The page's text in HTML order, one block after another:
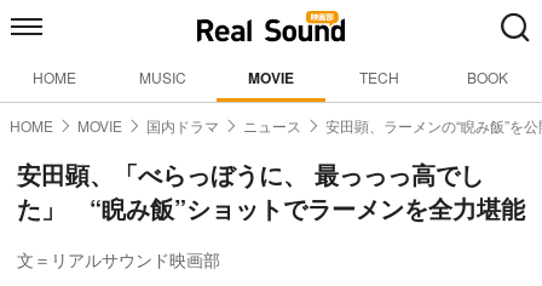
HOME MUSIC MOVIE TECH BOOK
HOME MOVIE 国内ドラマ ニュース 安田顕、ラーメンの“睨み飯”を
安田顕、「べらっぼうに、 最っっっ高でし
た」 “睨み飯”ショットでラーメンを全力堪能
文＝リアルサウンド映画部